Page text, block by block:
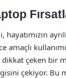
hayatımızın
amaçlı
çeken bir
çekiyor. Bu